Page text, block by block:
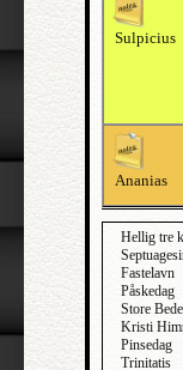
Sulpicius
Ananias
Hellig tre
Fastelavn
Påskedag
Store
Kristi
Pinsedag
Trinitatis